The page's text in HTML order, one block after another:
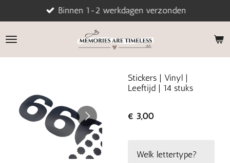
direct
naar
Binnen 1-2 werkdagen verzonden
Stickers | Vinyl |
Leeftijd | 14 stuks
€ 3,00
Welk lettertype?